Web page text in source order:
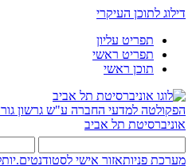
דילוג לתוכן העיקרי
תפריט עליון
תפריט ראשי
תוכן ראשי
הפקולטה למדעי החברה ע"ש גרשון
אוניברסיטת תל אביב
מערכת פניותאזור אישי לסטודנטים.יות